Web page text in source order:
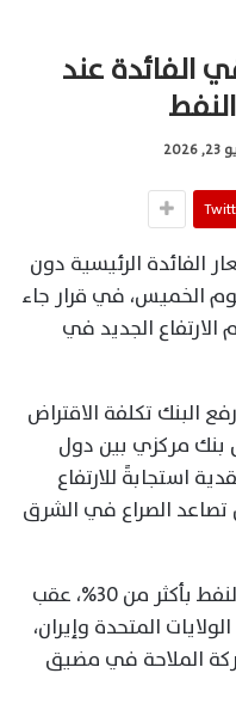
الفائدة عند
الفائدة الرئيسية دون
اليوم الخميس، في قرار جاء
الجديد في
البنك تكلفة الاقتراض
أول بنك مركزي بين دول
استجابةً للارتفاع
تصاعد الصراع في الشرق
ومنذ أوائل يوليو، ارتفعت أسعار النفط بأكثر من 30%، عقب
المتحدة وإيران،
الملاحة في مضيق